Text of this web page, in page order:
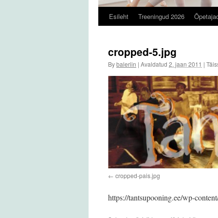
Esileht Treeningud 2026
cropped-5.jpg
Bybaleriin | Avaldatud 2. jaan 2011 |
cropped-pais.jpg
https://tantsupooning.ee/wp-